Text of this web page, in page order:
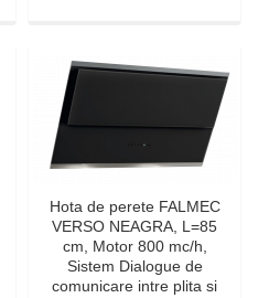
Hota de perete FALMEC
VERSO NEAGRA, L=85
cm, Motor 800 mc/h,
Sistem Dialogue de
comunicare intre plita si